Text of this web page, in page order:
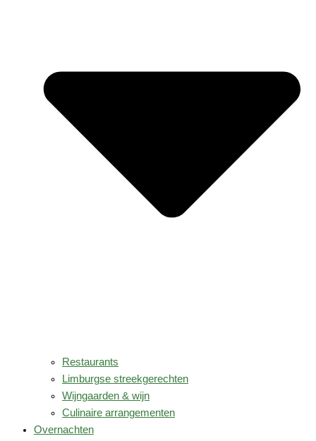
Restaurants
Limburgse streekgerechten
Wijngaarden & wijn
Culinaire arrangementen
Overnachten